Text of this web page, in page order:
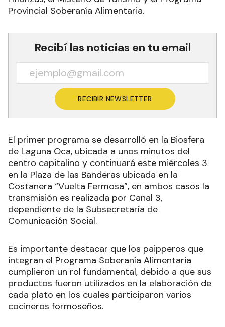
Provincial Soberanía Alimentaria.
Recibí las noticias en tu email
RECIBIR NEWSLETTER
El primer programa se desarrolló en la Biosfera
de Laguna Oca, ubicada a unos minutos del
centro capitalino y continuará este miércoles 3
en la Plaza de las Banderas ubicada en la
Costanera “Vuelta Fermosa”, en ambos casos la
transmisión es realizada por Canal 3,
dependiente de la Subsecretaría de
Comunicación Social.
Es importante destacar que los paipperos que
integran el Programa Soberanía Alimentaria
cumplieron un rol fundamental, debido a que sus
productos fueron utilizados en la elaboración de
cada plato en los cuales participaron varios
cocineros formoseños.